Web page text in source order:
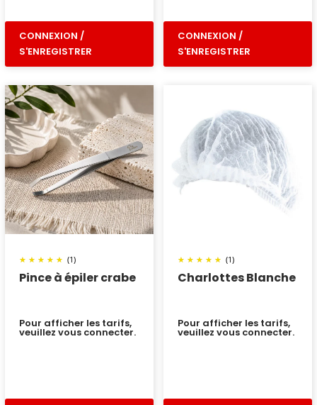
CONNEXION /
S'ENREGISTRER
CONNEXION /
S'ENREGISTRER
Pince à épiler crabe
(1)
Pour afficher les tarifs,
veuillez vous connecter.
Charlottes Blanche
(1)
Pour afficher les tarifs,
veuillez vous connecter.